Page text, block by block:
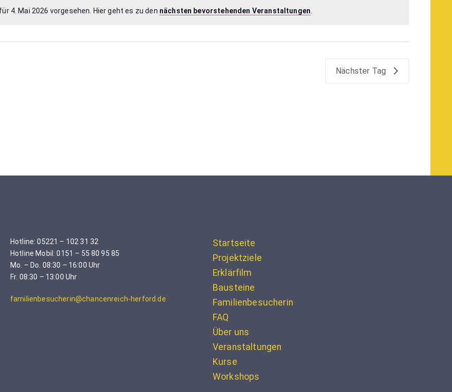
4. Mai 2026 vorgesehen. Hier geht es zu den nächsten bevorstehenden Veranstaltungen
Nächster Tag
Hotline: 05221 – 102 31 32
Hotline Mobil: 0151 – 55 80 95 85
Mo. – Do. 08:30 – 16:00 Uhr
Fr. 08:30 – 13:00 Uhr
familienbesucherin@chancenreich-herford.de
Startseite
Projektziele
Erklärfilm
Bausteine
Familienbesucherin
FAQ
Über uns
Veranstaltungen
Kurse
Workshops